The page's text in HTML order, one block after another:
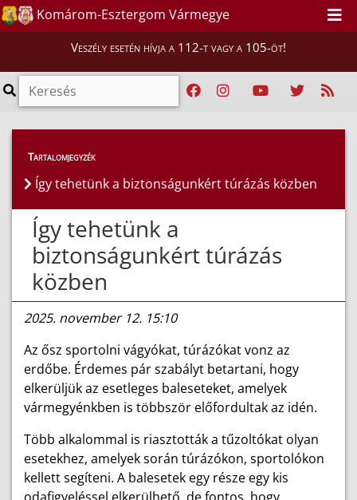
Komárom-Esztergom Vármegye
Veszély esetén hívja a 112-t vagy a 105-öt!
Híreink > Hírek
Tartalomjegyzék
Így tehetünk a biztonságunkért túrázás közben
Így tehetünk a
biztonságunkért túrázás
közben
2025. november 12. 15:10
Az ősz sportolni vágyókat, túrázókat vonz az
erdőbe. Érdemes pár szabályt betartani, hogy
elkerüljük az esetleges baleseteket, amelyek
vármegyénkben is többször előfordultak az idén.
Több alkalommal is riasztották a tűzoltókat olyan
esetekhez, amelyek során túrázókon, sportolókon
kellett segíteni. A balesetek egy része egy kis